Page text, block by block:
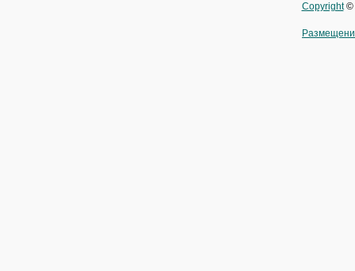
Copyright©